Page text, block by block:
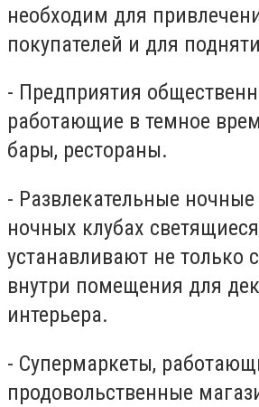
необходим для
покупателей и для
- Предприятия
работающие в темное
бары, рестораны.
- Развлекательные
ночных клубах
устанавливают не только
внутри помещения для
интерьера.
- Супермаркеты,
продовольственные